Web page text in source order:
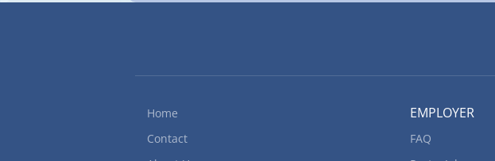
Home
Contact
EMPLOYER
FAQ